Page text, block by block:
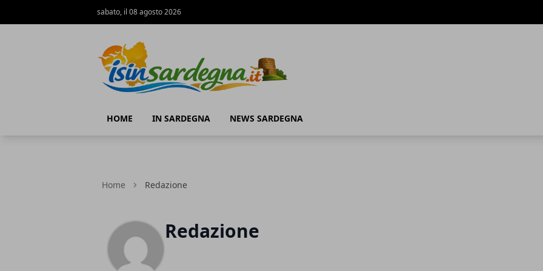
sabato, il 08 agosto 2026
HOME IN SARDEGNA NEWS SARDEGNA
Home Redazione
Redazione